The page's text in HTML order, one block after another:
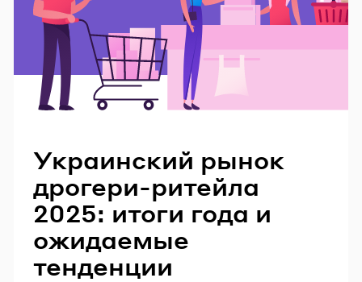
Украинский рынок
дрогери-ритейла
2025: итоги года и
ожидаемые
тенденции